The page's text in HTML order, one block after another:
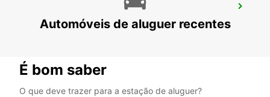
SKOPJE ALEKSANDAR PALACE HOTEL
SKOPJE - MACEDONIA
Automóveis de aluguer recentes
É bom saber
O que deve trazer para a estação de aluguer?